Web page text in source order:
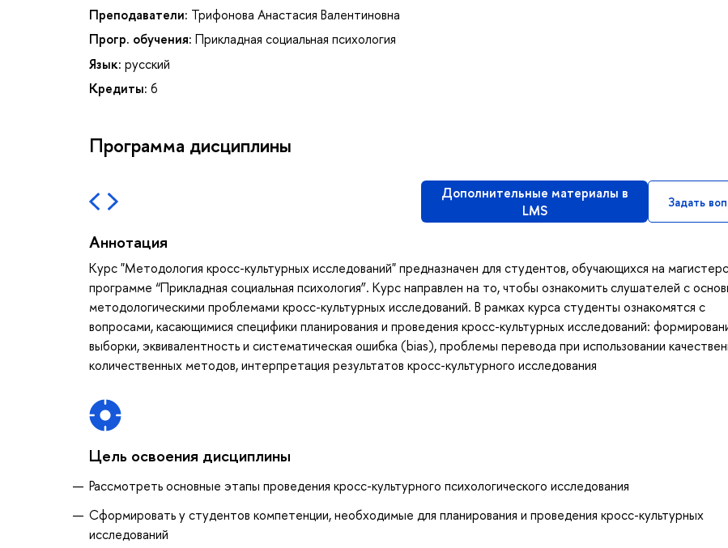
Преподаватели: Трифонова Анастасия Валентиновна
Прогр. обучения: Прикладная социальная психология
Язык: русский
Кредиты: 6
Программа дисциплины
Дополнительные материалы в
LMS
Задать
Аннотация
Курс "Методология кросс-культурных исследований" предназначен для студентов, обучающихся на
программе “Прикладная социальная психология”. Курс направлен на то, чтобы ознакомить слушателей с
методологическими проблемами кросс-культурных исследований. В рамках курса студенты ознакомятся с
вопросами, касающимися специфики планирования и проведения кросс-культурных исследований:
выборки, эквивалентность и систематическая ошибка (bias), проблемы перевода при использовании
количественных методов, интерпретация результатов кросс-культурного исследования
Цель освоения дисциплины
Рассмотреть основные этапы проведения кросс-культурного психологического исследования
Сформировать у студентов компетенции, необходимые для планирования и проведения кросс-культурных
исследований